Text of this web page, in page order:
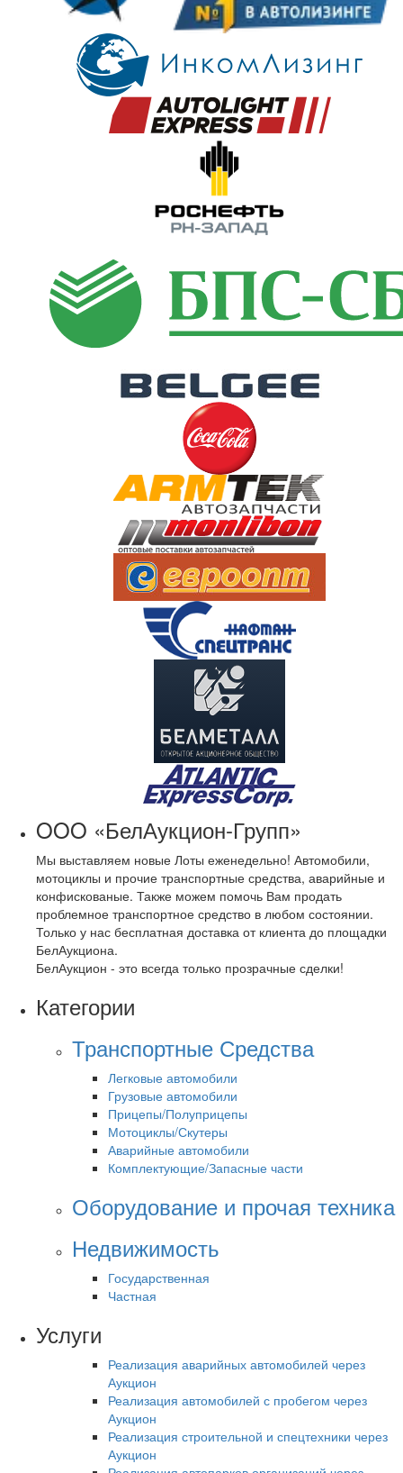
OOO «БелАукцион-Групп»
Мы выставляем новые Лоты еженедельно! Автомобили,
мотоциклы и прочие транспортные средства, аварийные и
конфискованые. Также можем помочь Вам продать
проблемное транспортное средство в любом состоянии.
Только у нас бесплатная доставка от клиента до площадки
БелАукциона.
БелАукцион - это всегда только прозрачные сделки!
Категории
Транспортные Средства
Легковые автомобили
Грузовые автомобили
Прицепы/Полуприцепы
Мотоциклы/Скутеры
Аварийные автомобили
Комплектующие/Запасные части
Оборудование и прочая техника
Недвижимость
Государственная
Частная
Услуги
Реализация аварийных автомобилей через
Аукцион
Реализация автомобилей с пробегом через
Аукцион
Реализация строительной и спецтехники через
Аукцион